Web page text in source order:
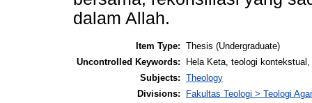
dalam Allah.
Item Type: Thesis (Undergraduate)
Uncontrolled Keywords:
Hela Keta, teologi
Subjects: Theology
Divisions:
Fakultas Teologi > Teologi